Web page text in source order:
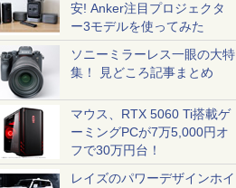
安! Anker注目プロジェクタ
ー3モデルを使ってみた
ソニーミラーレス一眼の大特
集！ 見どころ記事まとめ
マウス、RTX 5060 Ti搭載ゲ
ーミングPCが7万5,000円オ
フで30万円台！
レイズのパワーデザインホイ